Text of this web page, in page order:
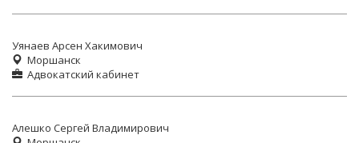
Уянаев Арсен Хакимович
Моршанск
Адвокатский кабинет
Алешко Сергей Владимирович